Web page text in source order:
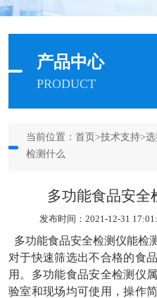
产品中心
PRODUCT
当前位置： 首页 >技术支持>
检测什么
多功能食品安全
发布时间：2021-12-31
多功能食品安全检测仪能检
对于快速筛选出不合格的食
用。多功能食品安全检测仪
验室和现场均可使用，操作